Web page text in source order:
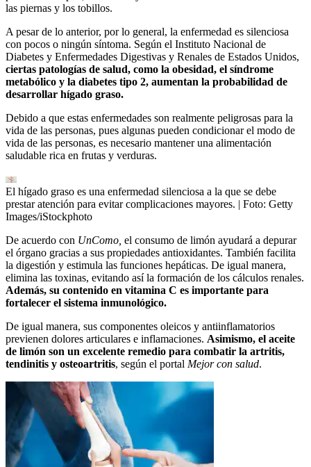
las piernas y los tobillos.
A pesar de lo anterior, por lo general, la enfermedad es silenciosa
con pocos o ningún síntoma. Según el Instituto Nacional de
Diabetes y Enfermedades Digestivas y Renales de Estados Unidos,
ciertas patologías de salud, como la obesidad, el síndrome
metabólico y la diabetes tipo 2, aumentan la probabilidad de
desarrollar hígado graso.
Debido a que estas enfermedades son realmente peligrosas para la
vida de las personas, pues algunas pueden condicionar el modo de
vida de las personas, es necesario mantener una alimentación
saludable rica en frutas y verduras.
El hígado graso es una enfermedad silenciosa a la que se debe
prestar atención para evitar complicaciones mayores. | Foto: Getty
Images/iStockphoto
De acuerdo con UnComo, el consumo de limón ayudará a depurar
el órgano gracias a sus propiedades antioxidantes. También facilita
la digestión y estimula las funciones hepáticas. De igual manera,
elimina las toxinas, evitando así la formación de los cálculos renales.
Además, su contenido en vitamina C es importante para
fortalecer el sistema inmunológico.
De igual manera, sus componentes oleicos y antiinflamatorios
previenen dolores articulares e inflamaciones. Asimismo, el aceite
de limón son un excelente remedio para combatir la artritis,
tendinitis y osteoartritis, según el portal Mejor con salud.